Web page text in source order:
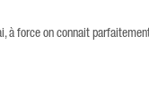
à force on connait